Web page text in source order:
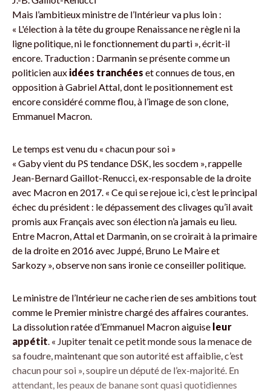
Mais l’ambitieux ministre de l’Intérieur va plus loin :
« L'élection à la tête du groupe Renaissance ne règle ni la
ligne politique, ni le fonctionnement du parti », écrit-il
encore. Traduction : Darmanin se présente comme un
politicien aux idées tranchées et connues de tous, en
opposition à Gabriel Attal, dont le positionnement est
encore considéré comme flou, à l’image de son clone,
Emmanuel Macron.
Le temps est venu du « chacun pour soi »
« Gaby vient du PS tendance DSK, les socdem », rappelle
Jean-Bernard Gaillot-Renucci, ex-responsable de la droite
avec Macron en 2017. « Ce qui se rejoue ici, c’est le principal
échec du président : le dépassement des clivages qu’il avait
promis aux Français avec son élection n’a jamais eu lieu.
Entre Macron, Attal et Darmanin, on se croirait à la primaire
de la droite en 2016 avec Juppé, Bruno Le Maire et
Sarkozy », observe non sans ironie ce conseiller politique.
Le ministre de l’Intérieur ne cache rien de ses ambitions tout
comme le Premier ministre chargé des affaires courantes.
La dissolution ratée d’Emmanuel Macron aiguise leur
appétit . « Jupiter tenait ce petit monde sous la menace de
sa foudre, maintenant que son autorité est affaiblie, c’est
chacun pour soi », soupire un député de l’ex-majorité. En
attendant, les peaux de banane sont quasi quotidiennes